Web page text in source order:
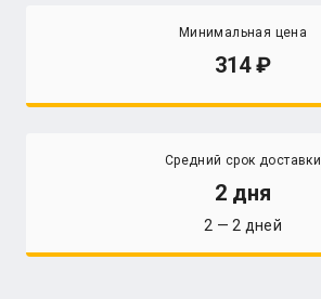
Минимальная цена
314
Средний срок доставки
2 дня
2 — 2 дней